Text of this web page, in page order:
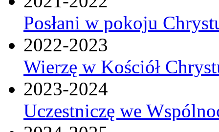
Posłani w pokoju
2022-2023
Wierzę w Kościół
2023-2024
Uczestniczę we